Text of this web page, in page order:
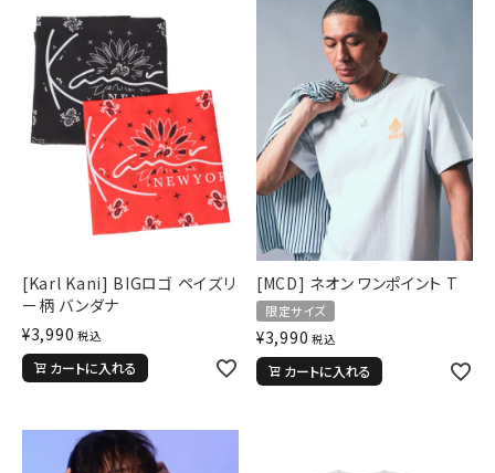
[Karl Kani] BIGロゴ ペイズリ
ー柄 バンダナ
¥3,990 税込
カートに入れる
[MCD] ネオン ワンポイント T
限定サイズ
¥3,990 税込
カートに入れる